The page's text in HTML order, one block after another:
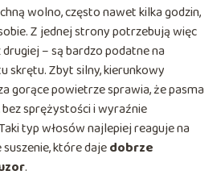
wolno, często nawet kilka godzin,
Z jednej strony potrzebują więc
– są bardzo podatne na
skrętu. Zbyt silny, kierunkowy
gorące powietrze sprawia, że pasma
bez sprężystości i wyraźnie
typ włosów najlepiej reaguje na
które dajedobrze
.